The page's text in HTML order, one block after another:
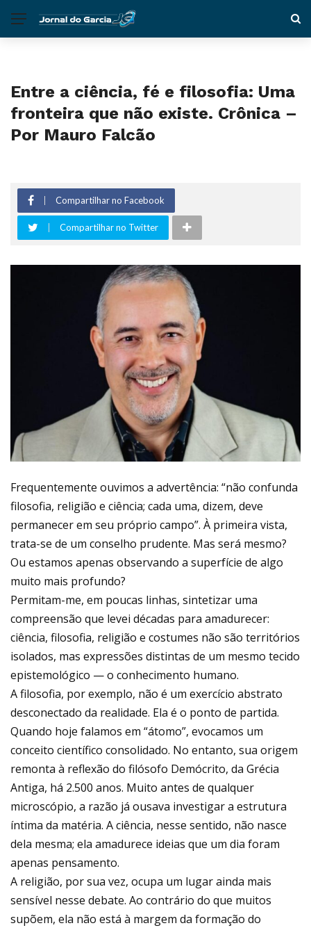
Entre a ciência, fé e filosofia: Uma
fronteira que não existe. Crônica –
Por Mauro Falcão
Compartilhar no Facebook
Compartilhar no Twitter
Frequentemente ouvimos a advertência: “não confunda
filosofia, religião e ciência; cada uma, dizem, deve
permanecer em seu próprio campo”. À primeira vista,
trata-se de um conselho prudente. Mas será mesmo?
Ou estamos apenas observando a superfície de algo
muito mais profundo?
Permitam-me, em poucas linhas, sintetizar uma
compreensão que levei décadas para amadurecer:
ciência, filosofia, religião e costumes não são territórios
isolados, mas expressões distintas de um mesmo tecido
epistemológico — o conhecimento humano.
A filosofia, por exemplo, não é um exercício abstrato
desconectado da realidade. Ela é o ponto de partida.
Quando hoje falamos em “átomo”, evocamos um
conceito científico consolidado. No entanto, sua origem
remonta à reflexão do filósofo Demócrito, da Grécia
Antiga, há 2.500 anos. Muito antes de qualquer
microscópio, a razão já ousava investigar a estrutura
íntima da matéria. A ciência, nesse sentido, não nasce
dela mesma; ela amadurece ideias que um dia foram
apenas pensamento.
A religião, por sua vez, ocupa um lugar ainda mais
sensível nesse debate. Ao contrário do que muitos
supõem, ela não está à margem da formação do